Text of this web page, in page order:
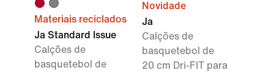
Materiais reciclados
Ja Standard Issue
Calções de
basquetebol de
Novidade
Ja
Calções de
basquetebol de
20 cm Dri-FIT para